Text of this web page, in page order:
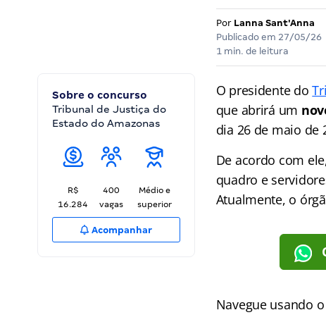
Por Lanna Sant'Anna
Publicado em 27/05/26
1 min. de leitura
Sobre o concurso
Tribunal de Justiça do
Estado do Amazonas
R$
16.284
400
vagas
Médio e
superior
Acompanhar
O presidente do
que abrirá um
dia 26 de maio de
De acordo com
quadro e
Atualmente, o
Navegue usando